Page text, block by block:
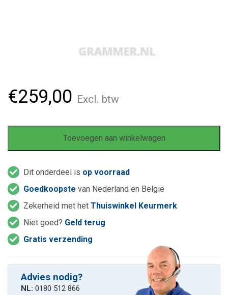
€259,00 Excl. btw
Toevoegen aan winkelwagen
Dit onderdeel is op voorraad
Goedkoopste van Nederland en België
Zekerheid met het Thuiswinkel Keurmerk
Niet goed? Geld terug
Gratis verzending
Advies nodig?
NL: 0180 512 866